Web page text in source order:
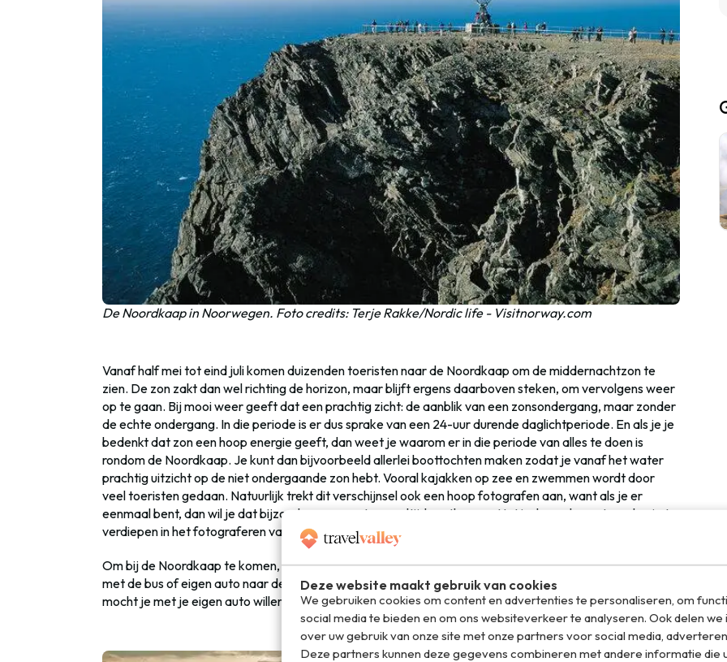
Deze website maakt gebruik van cookies
We gebruiken cookies om content en advertenties te personaliseren, om
social media te bieden en om ons websiteverkeer te analyseren. Ook delen
over uw gebruik van onze site met onze partners voor social media,
Deze partners kunnen deze gegevens combineren met andere informatie die
De Noordkaap in Noorwegen. Foto credits: Terje Rakke/Nordic life - Visitnorway.com
Vanaf half mei tot eind juli komen duizenden toeristen naar de Noordkaap om de middernachtzon te
zien. De zon zakt dan wel richting de horizon, maar blijft ergens daarboven steken, om vervolgens weer
op te gaan. Bij mooi weer geeft dat een prachtig zicht: de aanblik van een zonsondergang, maar zonder
de echte ondergang. In die periode is er dus sprake van een 24-uur durende daglichtperiode. En als je je
bedenkt dat zon een hoop energie geeft, dan weet je waarom er in die periode van alles te doen is
rondom de Noordkaap. Je kunt dan bijvoorbeeld allerlei boottochten maken zodat je vanaf het water
prachtig uitzicht op de niet ondergaande zon hebt. Vooral kajakken op zee en zwemmen wordt door
veel toeristen gedaan. Natuurlijk trekt dit verschijnsel ook een hoop fotografen aan, want als je er
eenmaal bent, dan wil je dat bijzondere moment voor altijd vastleggen. Het is dan ook aan te raden je te
verdiepen in het fotograferen van de zon, want dat is nog niet zo makkelijk dan je denkt.
Om bij de Noordkaap te komen, moet je eerst naar het stadje Honningsvåg gaan. Van daaruit kun je
met de bus of eigen auto naar de Noordkaap reizen. In de winter (november/april) is de weg gesloten,
mocht je met je eigen auto willen reizen. Dan is de bus vanuit Honningsvåg de enige optie.